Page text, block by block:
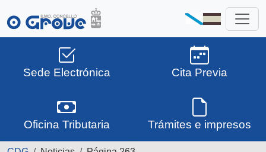
Sede Electrónica Cita Previa
Oficina Tributaria Trámites e impresos